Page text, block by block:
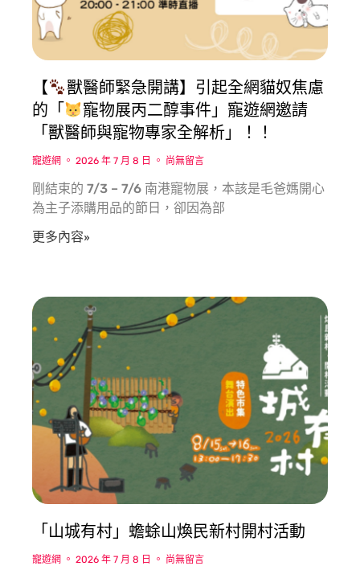
【
獸醫師緊急開講】引起全網貓奴焦慮
的「
寵物展丙二醇事件」寵遊網邀請
「獸醫師與寵物專家全解析」！！
寵遊網 2026 年 7 月 8 日 尚無留言
剛結束的 7/3 – 7/6 南港寵物展，本該是毛爸媽開心
為主子添購用品的節日，卻因為部
更多內容»
「山城有村」蟾蜍山煥民新村開村活動
寵遊網 2026 年 7 月 8 日 尚無留言